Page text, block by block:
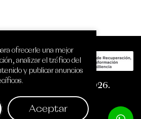
ofrecerle una mejor
analizar el tráfico del
y publicar anuncios
Aceptar
Zamora Visión 2026.
derechos reservados.
web SGM